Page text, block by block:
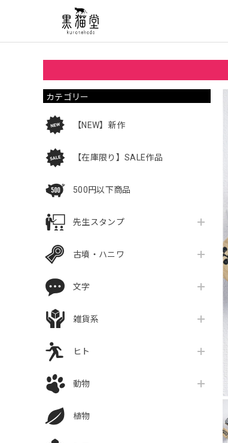
カテゴリー
【NEW】新作
【在庫限り】SALE作品
500円以下商品
先生スタンプ
古墳・ハニワ
文字
雑貨系
ヒト
動物
植物